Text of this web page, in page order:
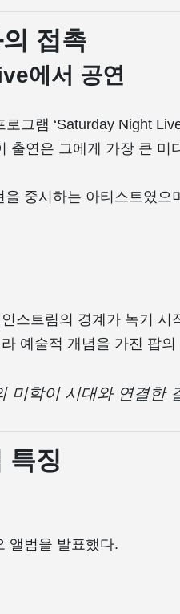
접촉
에서 공연
그램 ‘Saturday Night
출연은 그에게 가장 큰 미
중시하는 아티스트였으
스트림의 경계가 녹기 시
예술적 개념을 가진 팝
미학이 시대와 연결한
특징
앨범을 발표했다.